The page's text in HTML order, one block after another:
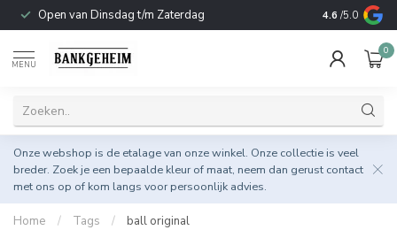
Open van Dinsdag t/m Zaterdag Duurzame &
4.6 /5.0
MENU
0
Onze webshop is de etalage van onze winkel. Onze collectie is veel
breder. Zoek je een bepaalde kleur of maat, neem dan gerust contact
met ons op of kom langs voor persoonlijk advies.
Home / Tags / ball original